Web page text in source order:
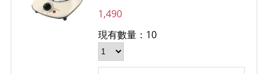
1,490
現有數量：10